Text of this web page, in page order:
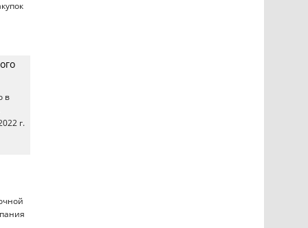
в
г.